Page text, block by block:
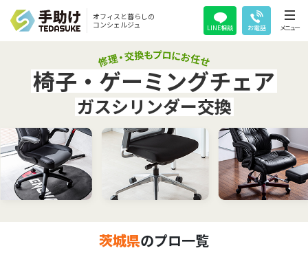
オフィスと暮らしの
コンシェルジュ
LINE相談 お電話 メニュー
椅子・ゲーミングチェア
ガスシリンダー交換
茨城県のプロ一覧